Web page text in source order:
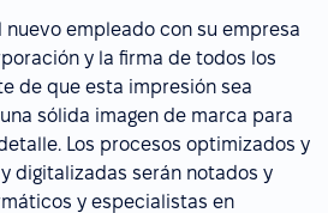
empleado con su empresa
y la firma de todos los
de que esta impresión sea
sólida imagen de marca para
Los procesos optimizados y
digitalizadas serán notados y
y especialistas en